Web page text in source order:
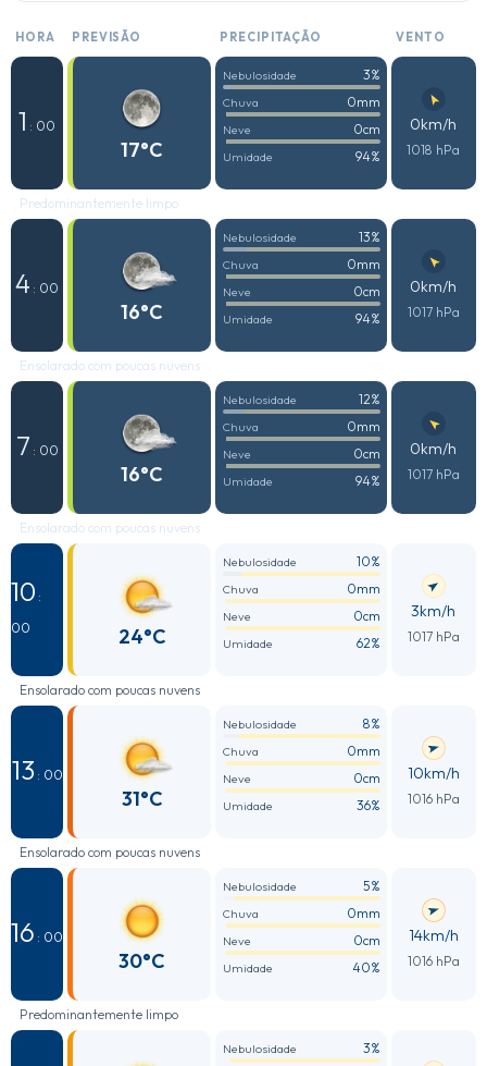
HORA PREVISÃO PRECIPITAÇÃO VENTO
1 : 00
17°C
Nebulosidade 3%
Chuva 0mm
Neve 0cm
Umidade 94%
0km/h
1018 hPa
Predominantemente limpo
4 : 00
16°C
Nebulosidade 13%
Chuva 0mm
Neve 0cm
Umidade 94%
0km/h
1017 hPa
Ensolarado com poucas nuvens
7 : 00
16°C
Nebulosidade 12%
Chuva 0mm
Neve 0cm
Umidade 94%
0km/h
1017 hPa
Ensolarado com poucas nuvens
10 :
00
24°C
Nebulosidade 10%
Chuva 0mm
Neve 0cm
Umidade 62%
3km/h
1017 hPa
Ensolarado com poucas nuvens
13 : 00
31°C
Nebulosidade 8%
Chuva 0mm
Neve 0cm
Umidade 36%
10km/h
1016 hPa
Ensolarado com poucas nuvens
16 : 00
30°C
Nebulosidade 5%
Chuva 0mm
Neve 0cm
Umidade 40%
14km/h
1016 hPa
Predominantemente limpo
Nebulosidade 3%